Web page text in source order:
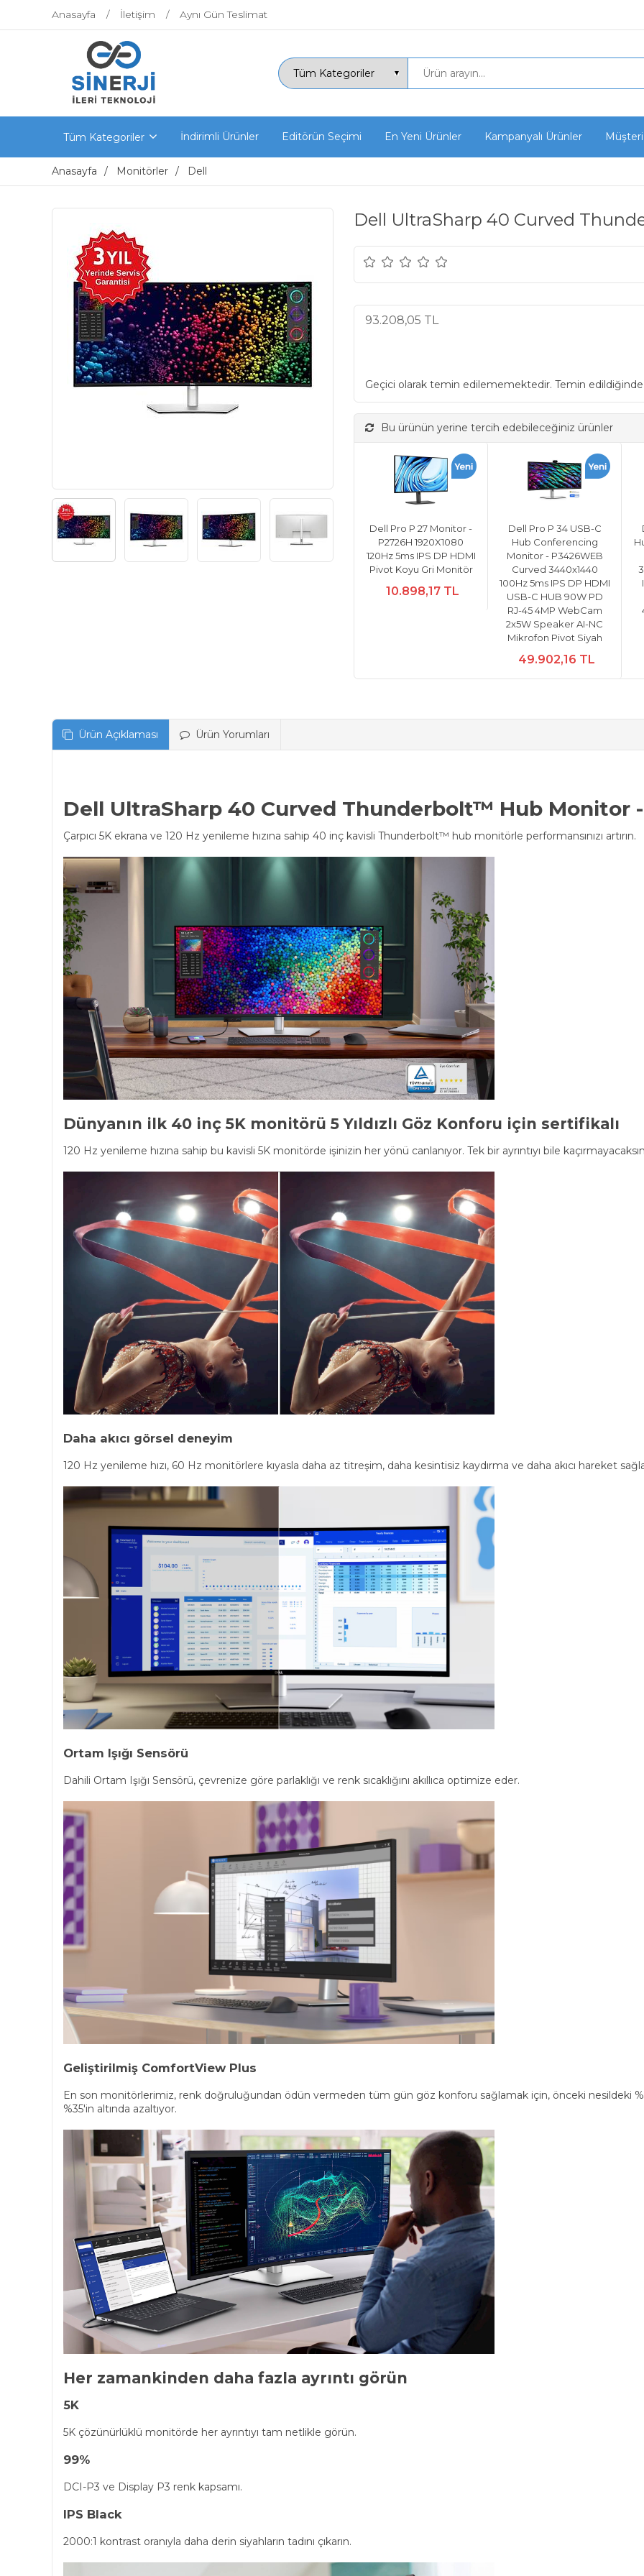
Anasayfa İletişim Aynı Gün Teslimat
Tüm Kategoriler İndirimli Ürünler Editörün Seçimi En Yeni Ürünler Kampanyalı Ürünler
Anasayfa Monitörler Dell
Dell UltraSharp 40 Curved
93.208,05 TL
Geçici olarak temin edilememektedir. Temin edildiğinde
Bu ürünün yerine tercih edebileceğiniz ürünler
Dell Pro P 27 Monitor -
P2726H 1920X1080
120Hz 5ms IPS DP HDMI
Pivot Koyu Gri Monitör
10.898,17 TL
Dell Pro P 34 USB-C
Hub Conferencing
Monitor - P3426WEB
Curved 3440x1440
100Hz 5ms IPS DP HDMI
USB-C HUB 90W PD
RJ-45 4MP WebCam
2x5W Speaker AI-NC
Mikrofon Pivot Siyah
49.902,16 TL
Ürün Açıklaması Ürün Yorumları
Dell UltraSharp 40 Curved Thunderbolt™ Hub Monitor
Çarpıcı 5K ekrana ve 120 Hz yenileme hızına sahip 40 inç kavisli Thunderbolt™ hub monitörle performansınızı artırın.
Dünyanın ilk 40 inç 5K monitörü 5 Yıldızlı Göz Konforu için sertifikalı
120 Hz yenileme hızına sahip bu kavisli 5K monitörde işinizin her yönü canlanıyor. Tek bir ayrıntıyı bile
Daha akıcı görsel deneyim
120 Hz yenileme hızı, 60 Hz monitörlere kıyasla daha az titreşim, daha kesintisiz kaydırma ve daha akıcı hareket
Ortam Işığı Sensörü
Dahili Ortam Işığı Sensörü, çevrenize göre parlaklığı ve renk sıcaklığını akıllıca optimize eder.
Geliştirilmiş ComfortView Plus
En son monitörlerimiz, renk doğruluğundan ödün vermeden tüm gün göz konforu sağlamak için, önceki nesildeki
%35'in altında azaltıyor.
Her zamankinden daha fazla ayrıntı görün
5K
5K çözünürlüklü monitörde her ayrıntıyı tam netlikle görün.
99%
DCI-P3 ve Display P3 renk kapsamı.
IPS Black
2000:1 kontrast oranıyla daha derin siyahların tadını çıkarın.